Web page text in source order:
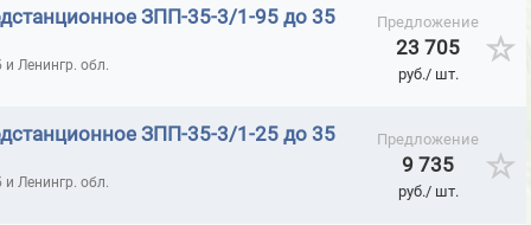
220 КВТ
ЗАЗЕМЛЕНИЯ ПЕРЕНОСНЫЕ ЛИНЕЙНЫЕ ДО 35 КВТ
ЗПП ДО 1 КВТ
ЗАЗЕМЛЕНИЯ ПЕРЕНОСНЫЕ
ЗПП ДО 15 КВТ
ЗАЗЕМЛЕНИЯ ПЕРЕНОСНЫЕ
КЛАПАНЫ ДЛЯ ПОЖАРНЫХ ШКАФОВ ДИНАРМ
КЛЕЙ
КЛЕЙ ЭПОКСИДНЫЙ ADHESOL
ЗПП-35-3/1-95 до 35
Предложение
23 705
руб./ шт.
Ленингр. обл.
ЗПП-35-3/1-25 до 35
Предложение
9 735
руб./ шт.
Ленингр. обл.